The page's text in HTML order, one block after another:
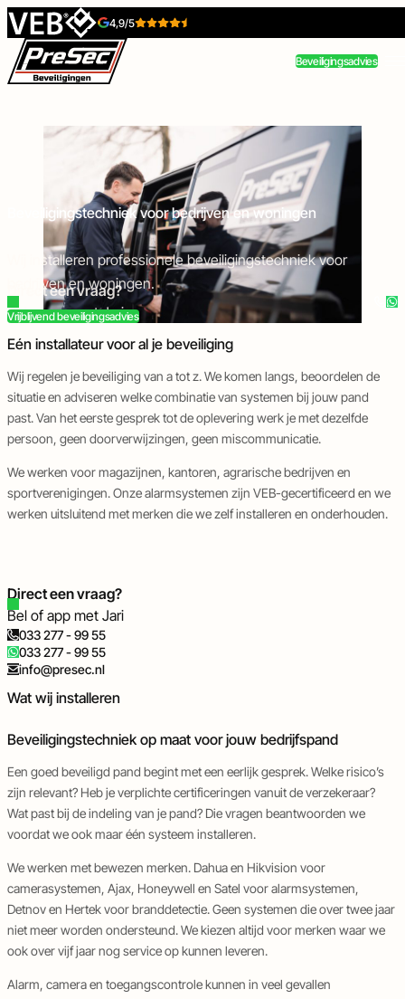
Skip to content 4,9/5
Beveiligingsadvies
Beveiligingstechniek
Inbraakbeveiliging
Camerabeveiliging
Brandbeveiliging
Tijdelijke-
en
objectbeveiliging
Toegangstechniek
Toegangscontrole
Intercom
Poort-
en
deurautomatisering
Beveiligingstechniek voor bedrijven en woningen
Wij installeren professionele beveiligingstechniek voor
bedrijven en woningen.
Vrijblijvend beveiligingsadvies
Direct een vraag?
Bel of app met Jari
Direct een vraag?
Bel of app met Jari
033 277 - 99 55
033 277 - 99 55
info@presec.nl
Eén installateur voor al je beveiliging
Wij regelen je beveiliging van a tot z. We komen langs, beoordelen de
situatie en adviseren welke combinatie van systemen bij jouw pand
past. Van het eerste gesprek tot de oplevering werk je met dezelfde
persoon, geen doorverwijzingen, geen miscommunicatie.
We werken voor magazijnen, kantoren, agrarische bedrijven en
sportverenigingen. Onzealarmsystemen zijn VEB-gecertificeerd en we
werken uitsluitend met merken die we zelf installeren en onderhouden.
Wat wij installeren
Inbraakbeveiliging
Camerabeveiliging
Brandbeveiliging
Tijdelijke- en objectbeveiliging
Beveiligingstechniek op maat voor jouw bedrijfspand
Een goed beveiligd pand begint met een eerlijk gesprek. Welke risico’s
zijn relevant? Heb je verplichte certificeringen vanuit de verzekeraar?
Wat past bij de indeling van je pand? Die vragen beantwoorden we
voordat we ook maar één systeem installeren.
We werken met bewezen merken. Dahua en Hikvision voor
camerasystemen, Ajax, Honeywell en Satel voor alarmsystemen,
Detnov en Hertek voor branddetectie. Geen systemen die over twee jaar
niet meer worden ondersteund. We kiezen altijd voor merken waar we
ook over vijf jaar nog service op kunnen leveren.
Alarm, camera en toegangscontrolekunnen in veel gevallen